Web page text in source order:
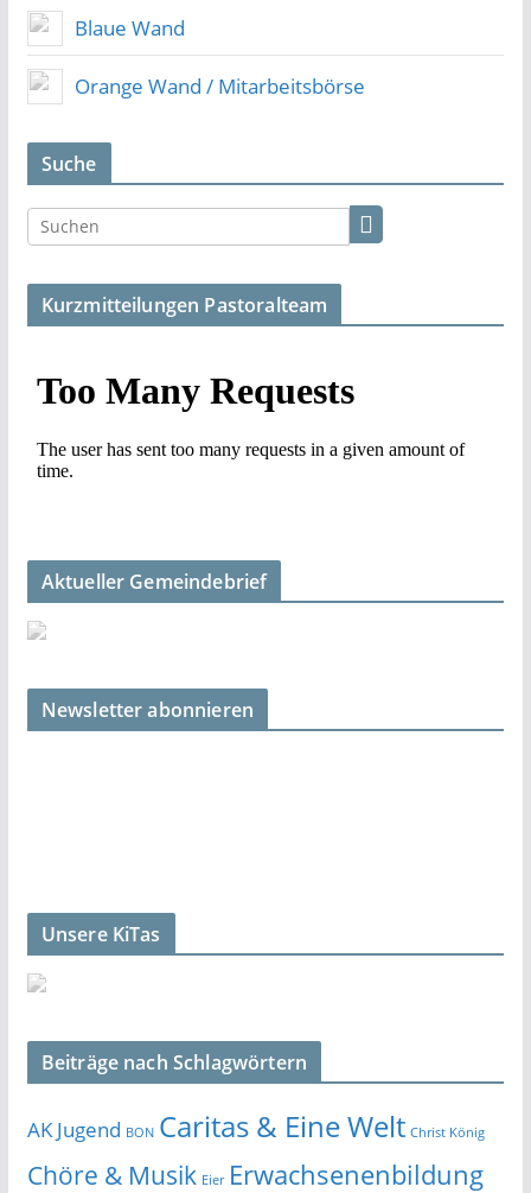
Blaue Wand
Orange Wand / Mitarbeitsbörse
Suche
Kurzmitteilungen Pastoralteam
Aktueller Gemeindebrief
Newsletter abonnieren
Unsere KiTas
Beiträge nach Schlagwörtern
AK Jugend BON Caritas & Eine Welt Christ König
Chöre & Musik Eier Erwachsenenbildung